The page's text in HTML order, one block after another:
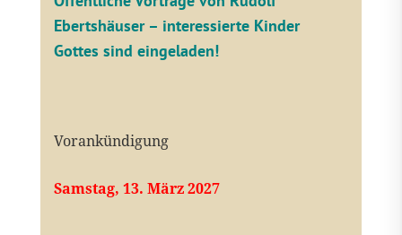
Ebertshäuser – interessierte Kinder
Gottes sind eingeladen!
Vorankündigung
Samstag, 13. März 2027